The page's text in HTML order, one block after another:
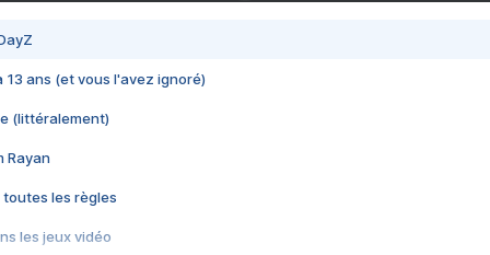
13 ans (et vous l'avez ignoré)
(littéralement)
Rayan
toutes les règles
les jeux vidéo